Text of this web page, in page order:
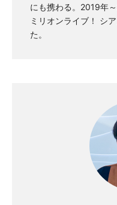
にも携わる。2019年
ミリオンライブ！ シ
た。